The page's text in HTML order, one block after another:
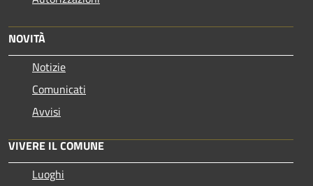
NOVITÀ
Notizie
Comunicati
Avvisi
VIVERE IL COMUNE
Luoghi